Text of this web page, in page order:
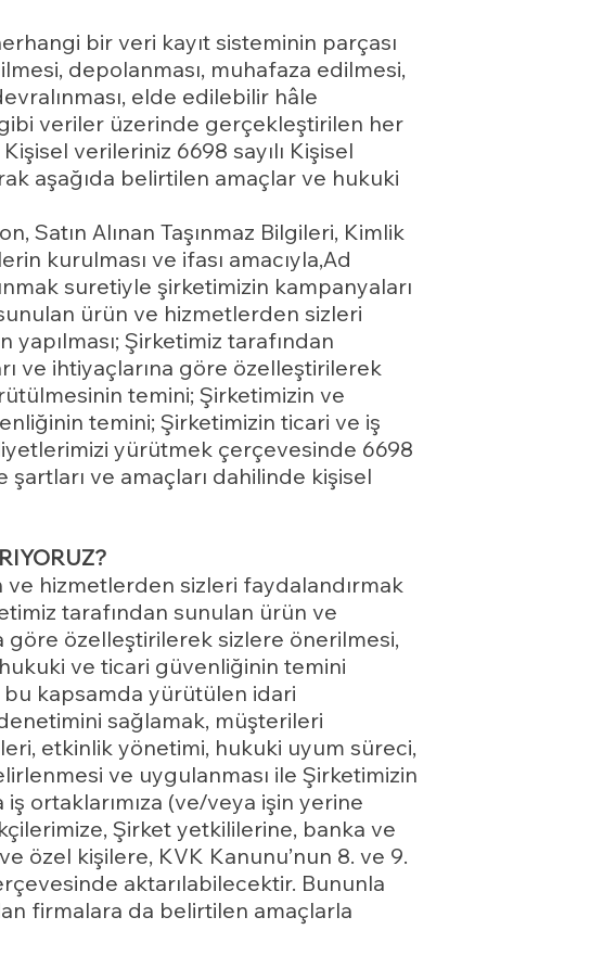
bir veri kayıt sisteminin parçası
depolanması, muhafaza edilmesi,
elde edilebilir hâle
gibi veriler üzerinde gerçekleştirilen her
verileriniz 6698 sayılı Kişisel
aşağıda belirtilen amaçlar ve hukuki
Satın Alınan Taşınmaz Bilgileri, Kimlik
kurulması ve ifası amacıyla,Ad
suretiyle şirketimizin kampanyaları
ürün ve hizmetlerden sizleri
Şirketimiz tarafından
ve ihtiyaçlarına göre özelleştirilerek
temini; Şirketimizin ve
temini; Şirketimizin ticari ve iş
yürütmek çerçevesinde 6698
ve amaçları dahilinde kişisel
hizmetlerden sizleri faydalandırmak
tarafından sunulan ürün ve
göre özelleştirilerek sizlere önerilmesi,
ve ticari güvenliğinin temini
bu kapsamda yürütülen idari
sağlamak, müşterileri
etkinlik yönetimi, hukuki uyum süreci,
ve uygulanması ile Şirketimizin
ortaklarımıza (ve/veya işin yerine
Şirket yetkililerine, banka ve
özel kişilere, KVK Kanunu’nun 8. ve 9.
aktarılabilecektir. Bununla
firmalara da belirtilen amaçlarla